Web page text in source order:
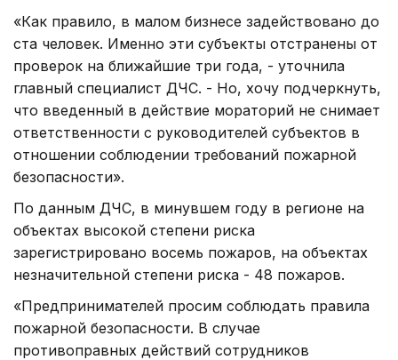
«Как правило, в малом бизнесе задействовано до
ста человек. Именно эти субъекты отстранены от
проверок на ближайшие три года, - уточнила
главный специалист ДЧС. - Но, хочу подчеркнуть,
что введенный в действие мораторий не снимает
ответственности с руководителей субъектов в
отношении соблюдении требований пожарной
безопасности».
По данным ДЧС, в минувшем году в регионе на
объектах высокой степени риска
зарегистрировано восемь пожаров, на объектах
незначительной степени риска - 48 пожаров.
«Предпринимателей просим соблюдать правила
пожарной безопасности. В случае
противоправных действий сотрудников